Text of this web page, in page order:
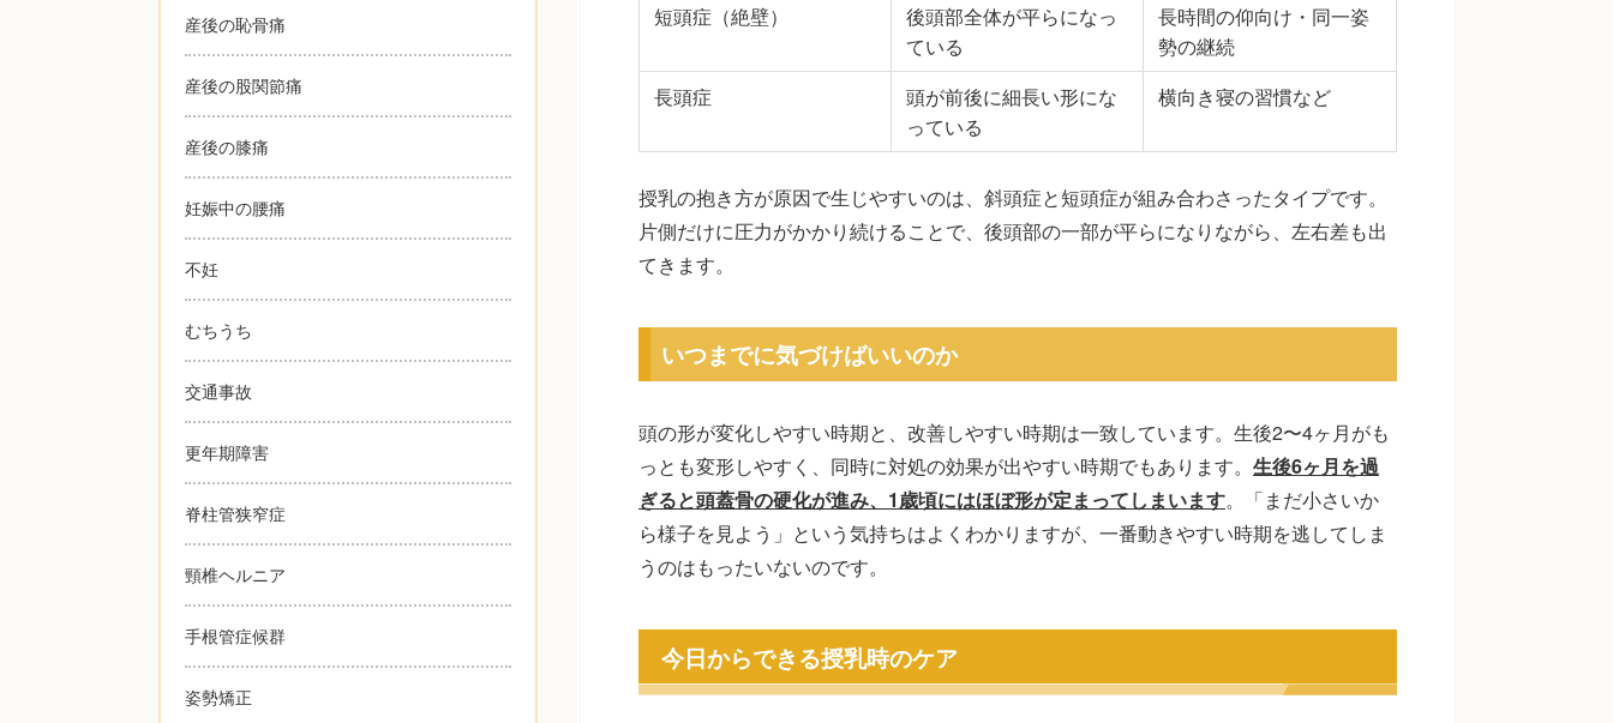
短頭症（絶壁）
後頭部全体が平らになっ
ている
長時間の仰向け・同一姿
勢の継続
長頭症
頭が前後に細長い形にな
っている
横向き寝の習慣など
授乳の抱き方が原因で生じやすいのは、斜頭症と短頭症が組み合わさったタイプです。
片側だけに圧力がかかり続けることで、後頭部の一部が平らになりながら、左右差も出
てきます。
いつまでに気づけばいいのか
頭の形が変化しやすい時期と、改善しやすい時期は一致しています。生後2〜4ヶ月がも
っとも変形しやすく、同時に対処の効果が出やすい時期でもあります。 生後6ヶ月を過
ぎると頭蓋骨の硬化が進み、1歳頃にはほぼ形が定まってしまいます。「まだ小さいか
ら様子を見よう」という気持ちはよくわかりますが、一番動きやすい時期を逃してしま
うのはもったいないのです。
今日からできる授乳時のケア
産後の恥骨痛
産後の股関節痛
産後の膝痛
妊娠中の腰痛
不妊
むちうち
交通事故
更年期障害
脊柱管狭窄症
頸椎ヘルニア
手根管症候群
姿勢矯正